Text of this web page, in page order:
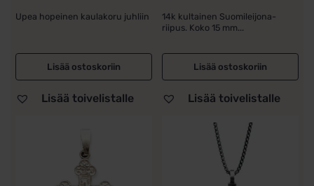
Upea hopeinen kaulakoru juhliin
Lisää ostoskoriin
Lisää toivelistalle
14k kultainen Suomileijona-
riipus. Koko 15 mm...
Lisää ostoskoriin
Lisää toivelistalle